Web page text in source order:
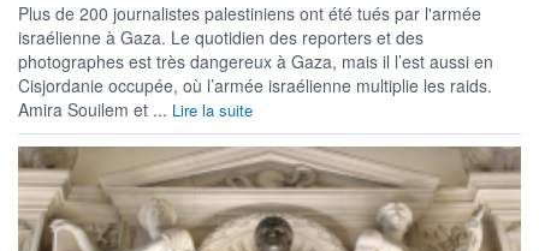
Plus de 200 journalistes palestiniens ont été tués par l'armée
israélienne à Gaza. Le quotidien des reporters et des
photographes est très dangereux à Gaza, mais il l’est aussi en
Cisjordanie occupée, où l’armée israélienne multiplie les raids.
Amira Souilem et ... Lire la suite